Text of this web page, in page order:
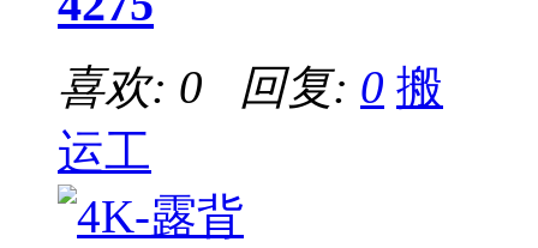
喜欢: 0 回复: 0 搬
运工